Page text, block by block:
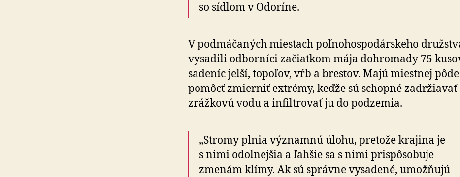
so sídlom v Odoríne.
V podmáčaných miestach poľno­hos­po­dárskeho
vysadili odborníci začiatkom mája dohromady 75
sadeníc jelší, topoľov, vŕb a brestov. Majú miestnej pôde
pomôcť zmierniť extrémy, keďže sú schopné zadržiavať
zrážkovú vodu a infiltrovať ju do podzemia.
„Stromy plnia významnú úlohu, pretože krajina je
s nimi odolnejšia a ľahšie sa s nimi prispô­so­bu­je
zmenám klímy. Ak sú správne vysadené, umožňujú